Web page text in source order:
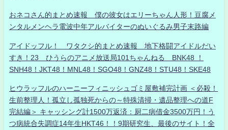
おネコさん的まとめ速報 僕の彼女はエリーちゃん人形！豆腐メ
ンタルメンヘラ電波中年アルバイターのぬいぐるみ男子末路編
アイドッフル！ ワタクシ的まとめ速報 地下格闘アイドルだい
すき！23 ひうらのアニメ放送局101ちゃんねる BNK48 ！
SNH48！JKT48！MNL48！SGO48！GNZ48！STU48！SKE48
ヒウラッフルのハーニーフィニッシュゴミ屋敷補完計画 ＜必殺！
生前整理人！孤立し孤独死からの～特殊清掃・遺品整理への道F
完結編＞ キャッシング計1500万返済：厨二病借金3500万円！う
つ病統合失調症14年生HKT46！！9期研究生、最後のサイト！全